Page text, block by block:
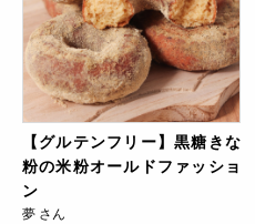
【グルテンフリー】黒糖きな
粉の米粉オールドファッショ
ン
夢 さん